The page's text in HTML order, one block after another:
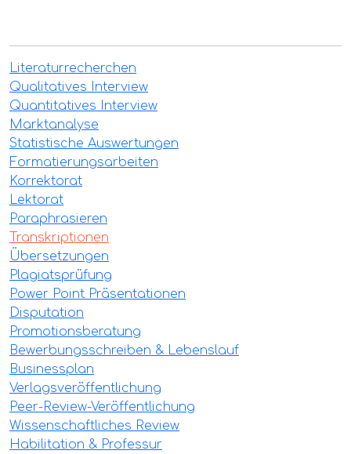
Literaturrecherchen
Qualitatives Interview
Quantitatives Interview
Marktanalyse
Statistische Auswertungen
Formatierungsarbeiten
Korrektorat
Lektorat
Paraphrasieren
Transkriptionen
Übersetzungen
Plagiatsprüfung
Power Point Präsentationen
Disputation
Promotionsberatung
Bewerbungsschreiben & Lebenslauf
Businessplan
Verlagsveröffentlichung
Peer-Review-Veröffentlichung
Wissenschaftliches Review
Habilitation & Professur